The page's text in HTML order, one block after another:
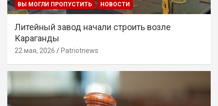
ВЫ МОГЛИ ПРОПУСТИТЬ НОВОСТИ
Литейный завод начали строить возле
Караганды
22 мая, 2026 Patriotnews